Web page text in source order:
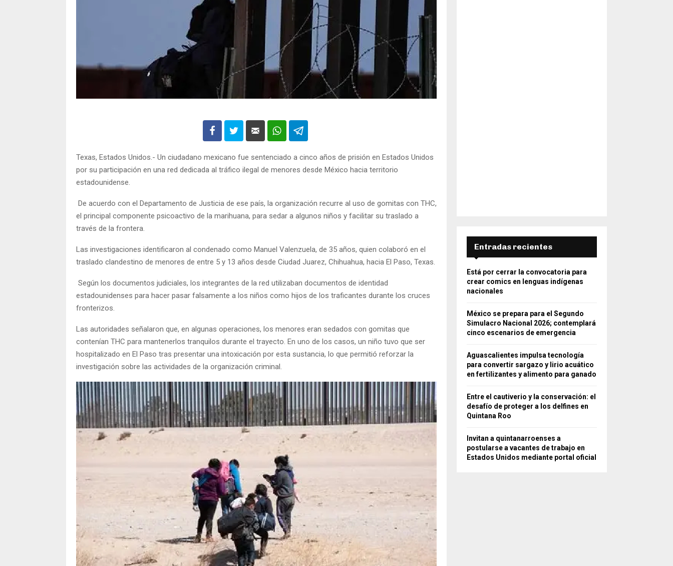
Texas, Estados Unidos.- Un ciudadano mexicano fue sentenciado a cinco años de prisión en Estados Unidos
por su participación en una red dedicada al tráfico ilegal de menores desde México hacia territorio
estadounidense.
De acuerdo con el Departamento de Justicia de ese país, la organización recurre al uso de gomitas con THC,
el principal componente psicoactivo de la marihuana, para sedar a algunos niños y facilitar su traslado a
través de la frontera.
Las investigaciones identificaron al condenado como Manuel Valenzuela, de 35 años, quien colaboró en el
traslado clandestino de menores de entre 5 y 13 años desde Ciudad Juarez, Chihuahua, hacia El Paso, Texas.
Según los documentos judiciales, los integrantes de la red utilizaban documentos de identidad
estadounidenses para hacer pasar falsamente a los niños como hijos de los traficantes durante los cruces
fronterizos.
Las autoridades señalaron que, en algunas operaciones, los menores eran sedados con gomitas que
contenían THC para mantenerlos tranquilos durante el trayecto. En uno de los casos, un niño tuvo que ser
hospitalizado en El Paso tras presentar una intoxicación por esta sustancia, lo que permitió reforzar la
investigación sobre las actividades de la organización criminal.
Entradas recientes
Está por cerrar la convocatoria para
crear comics en lenguas indígenas
nacionales
México se prepara para el Segundo
Simulacro Nacional 2026; contemplará
cinco escenarios de emergencia
Aguascalientes impulsa tecnología
para convertir sargazo y lirio acuático
en fertilizantes y alimento para ganado
Entre el cautiverio y la conservación: el
desafío de proteger a los delfines en
Quintana Roo
Invitan a quintanarroenses a
postularse a vacantes de trabajo en
Estados Unidos mediante portal oficial